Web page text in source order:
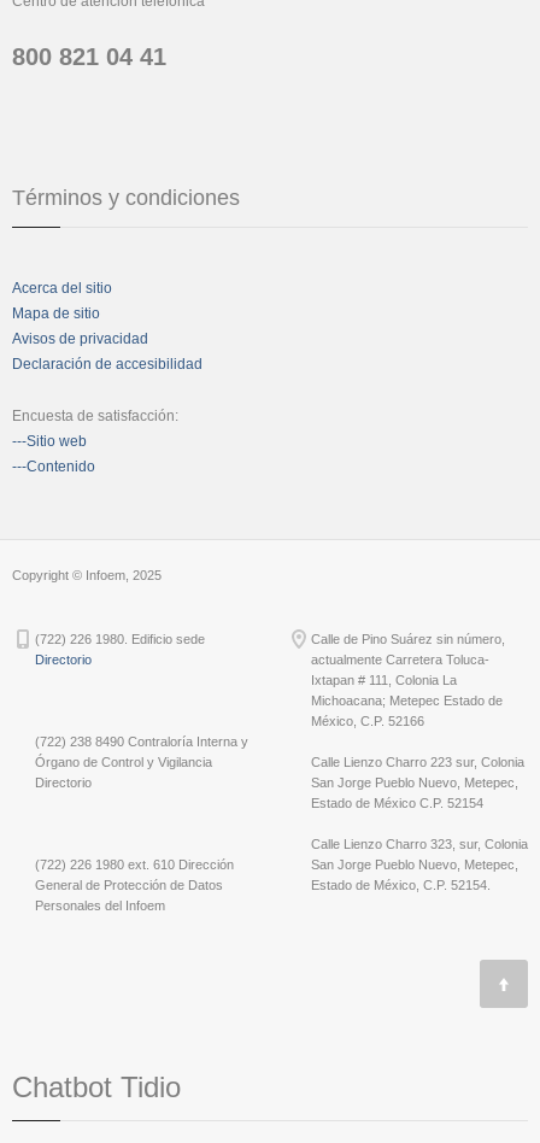
800 821 04 41
Términos y condiciones
Acerca del sitio
Mapa de sitio
Avisos de privacidad
Declaración de accesibilidad
Encuesta de satisfacción:
---Sitio web
---Contenido
Copyright © Infoem, 2025
(722) 226 1980. Edificio sede
Directorio
(722) 238 8490 Contraloría Interna y
Órgano de Control y Vigilancia
Directorio
(722) 226 1980 ext. 610 Dirección
General de Protección de Datos
Personales del Infoem
Calle de Pino Suárez sin número,
actualmente Carretera Toluca-
Ixtapan # 111, Colonia La
Michoacana; Metepec Estado de
México, C.P. 52166
Calle Lienzo Charro 223 sur, Colonia
San Jorge Pueblo Nuevo, Metepec,
Estado de México C.P. 52154
Calle Lienzo Charro 323, sur, Colonia
San Jorge Pueblo Nuevo, Metepec,
Estado de México, C.P. 52154.
Chatbot Tidio